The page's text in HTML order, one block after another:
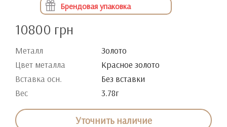
Брендовая упаковка
10800 грн
Металл
Золото
Цвет металла
Красное золото
Вставка осн.
Без вставки
Вес
3.78г
Уточнить наличие